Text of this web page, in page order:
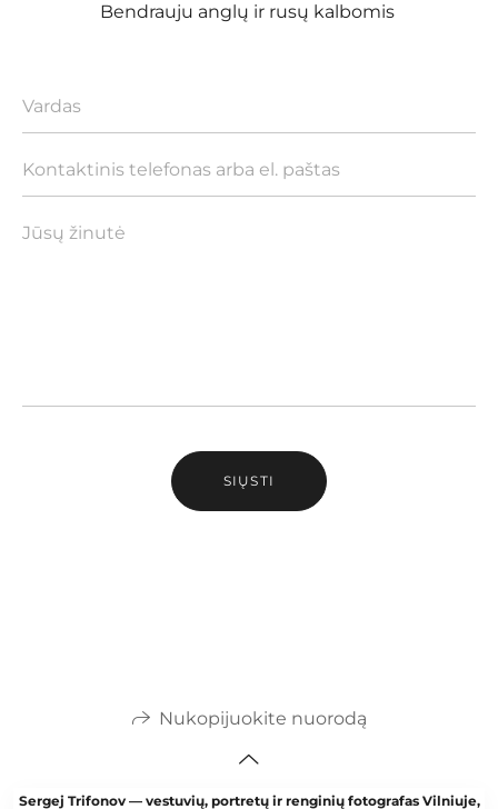
Bendrauju anglų ir rusų kalbomis
SIŲSTI
Nukopijuokite nuorodą
Sergej Trifonov — vestuvių, portretų ir renginių fotografas Vilniuje,